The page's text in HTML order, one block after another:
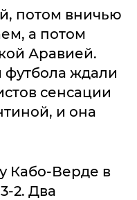
потом вничью
а потом
Аравией.
ждали
сенсации
и она
Кабо-Верде в
2. Два